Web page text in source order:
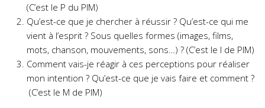
(C’est le P du PIM)
Qu’est-ce que je chercher à réussir ? Qu’est-ce qui me
vient à l’esprit ? Sous quelles formes (images, films,
mots, chanson, mouvements, sons…) ? (C’est le I de PIM)
Comment vais-je réagir à ces perceptions pour réaliser
mon intention ? Qu’est-ce que je vais faire et comment ?
(C’est le M de PIM)